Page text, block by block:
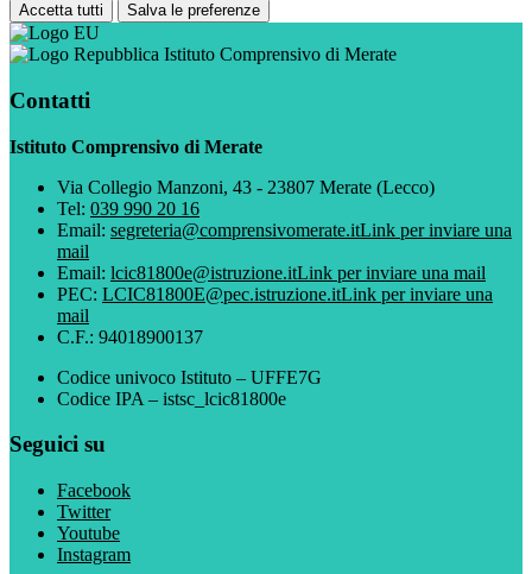
Accetta tutti Salva le preferenze
Istituto Comprensivo di Merate
Contatti
Istituto Comprensivo di Merate
Via Collegio Manzoni, 43 - 23807 Merate (Lecco)
Tel: 039 990 20 16
Email: segreteria@comprensivomerate.itLink per inviare una
mail
Email: lcic81800e@istruzione.itLink per inviare una mail
PEC: LCIC81800E@pec.istruzione.itLink per inviare una
mail
C.F.: 94018900137
Codice univoco Istituto – UFFE7G
Codice IPA – istsc_lcic81800e
Seguici su
Facebook
Twitter
Youtube
Instagram